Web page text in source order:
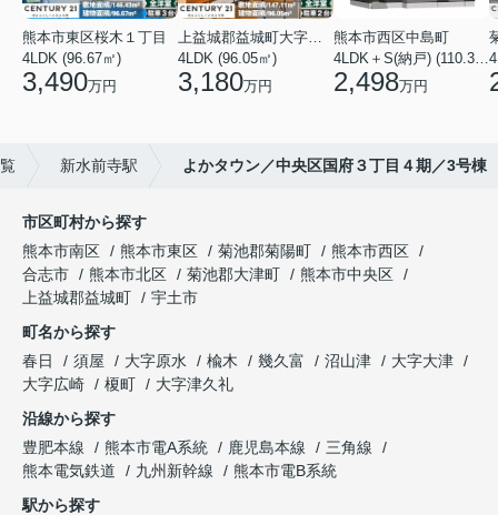
熊本市東区桜木１丁目
4LDK (96.67㎡)
3,490万円
4LDK (96.05㎡)
3,180万円
熊本市西区中島町
2,498万円
新水前寺駅 よかタウン／中央区国府３丁目４期／3号棟
市区町村から探す
熊本市南区
熊本市東区 菊池郡菊陽町
熊本市西区
合志市
熊本市北区 菊池郡大津町
熊本市中央区
上益城郡益城町
宇土市
町名から探す
春日
須屋 大字原水 楡木 幾久富 沼山津
大字大津
大字広崎
榎町
大字津久礼
沿線から探す
豊肥本線
熊本市電A系統 鹿児島本線
三角線
熊本電気鉄道
九州新幹線
熊本市電B系統
駅から探す